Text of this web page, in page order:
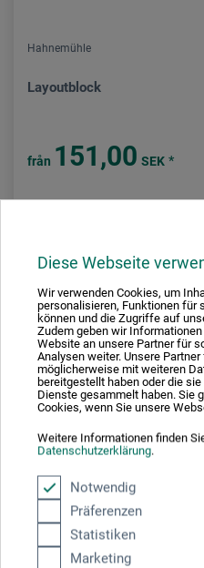
Diese Webseite
Wir verwenden Cookies, um
personalisieren, Funktionen für
können und die Zugriffe auf
Zudem geben wir
Website an unsere Partner für
Analysen weiter. Unsere
möglicherweise mit weiteren
bereitgestellt haben oder die
Dienste gesammelt haben. Sie
Cookies, wenn Sie unsere
Weitere Informationen finden
Datenschutzerklärung.
Notwendig
Präferenzen
Statistiken
Marketing
Hahnemühle
Layoutblock
från 151,00 SEK *